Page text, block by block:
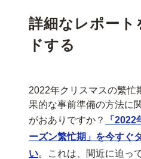
詳細なレポート
ドする
2022年クリスマスの繁忙
果的な事前準備の方法に
がおありですか？
「
ーズン繁忙期」を今すぐ
い。これは、間近に迫っ